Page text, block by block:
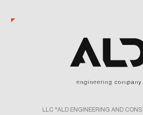
LLC "ALD ENGINEERING AND